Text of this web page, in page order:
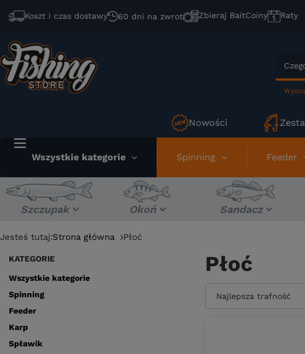
Koszt i czas dostawy 60 dni na zwrot Zbieraj BaitCoiny Raty
Nowości
Wszystkie kategorie Spinning Feeder
Szczupak Okoń Sandacz
Jesteś tutaj:Strona główna Płoć
KATEGORIE
Wszystkie kategorie
Spinning
Feeder
Karp
Spławik
Płoć
Zmień sortowanie
Najlepsza trafność